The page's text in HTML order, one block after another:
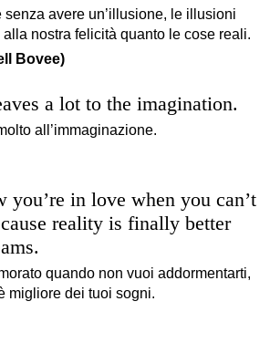
senza avere un’illusione, le illusioni
nostra felicità quanto le cose reali.
Bovee)
a lot to the imagination.
all’immaginazione.
you’re in love when you can’t
reality is finally better
quando non vuoi addormentarti,
migliore dei tuoi sogni.